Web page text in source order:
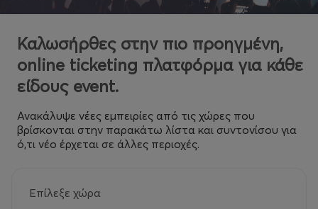
Καλωσήρθες στην πιο προηγμένη,
online ticketing πλατφόρμα για κάθε
είδους event.
Ανακάλυψε νέες εμπειρίες από τις χώρες που
βρίσκονται στην παρακάτω λίστα και συντονίσου για
ό,τι νέο έρχεται σε άλλες περιοχές.
Επίλεξε χώρα